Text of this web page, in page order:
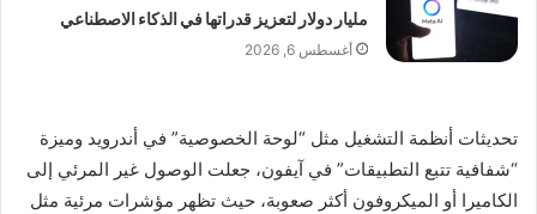
مليار دولار لتعزيز قدراتها في الذكاء الاصطناعي
أغسطس 6, 2026
تحديثات أنظمة التشغيل مثل “لوحة الخصوصية” في أندرويد وميزة
“شفافية تتبع التطبيقات” في آيفون، جعلت الوصول غير المرئي إلى
الكاميرا أو الميكروفون أكثر صعوبة، حيث تظهر مؤشرات مرئية مثل